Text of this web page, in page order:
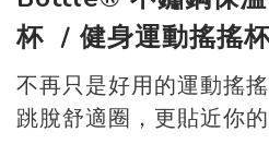
杯 / 健身運動搖搖
不再只是好用的運動搖搖
跳脫舒適圈，更貼近你